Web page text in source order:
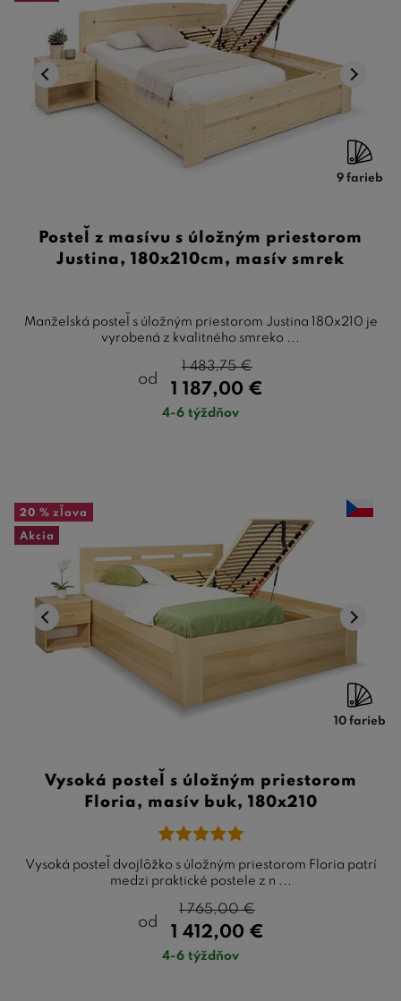
9 farieb
Posteľ z masívu s úložným priestorom
Justina, 180x210cm, masív smrek
Manželská posteľ s úložným priestorom Justina 180x210 je
vyrobená z kvalitného smreko ...
od
1 187,00 €
1 483,75€
4-6 týždňov
20 % zľava
Akcia
10 farieb
Vysoká posteľ s úložným priestorom
Floria, masív buk, 180x210
Vysoká posteľ dvojlôžko s úložným priestorom Floria patrí
medzi praktické postele z n ...
od
1 412,00 €
1 765,00€
4-6 týždňov